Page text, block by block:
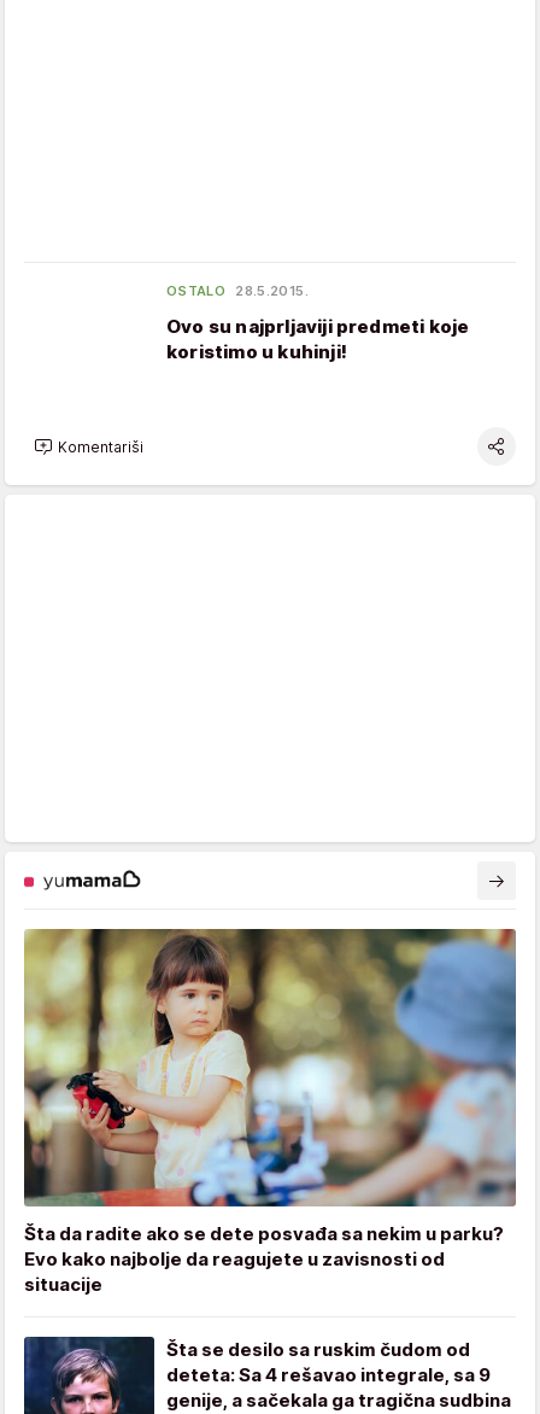
OSTALO 28.5.2015.
Ovo su najprljaviji predmeti koje
koristimo u kuhinji!
Komentariši
Šta da radite ako se dete posvađa sa nekim u parku?
Evo kako najbolje da reagujete u zavisnosti od
situacije
Šta se desilo sa ruskim čudom od
deteta: Sa 4 rešavao integrale, sa 9
genije, a sačekala ga tragična sudbina